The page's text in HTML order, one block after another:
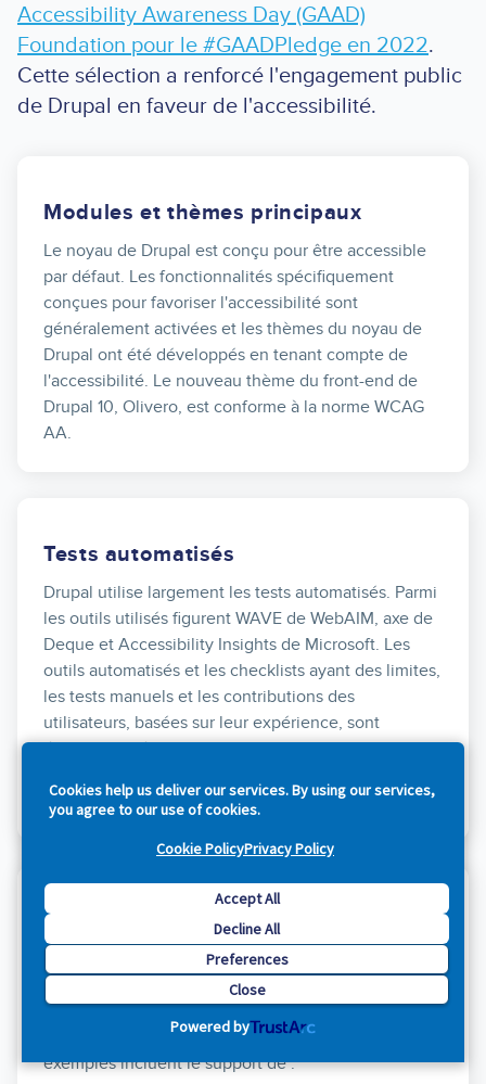
Cookies help us deliver our services. By using our services,
you agree to our use of cookies.
Cookie PolicyPrivacy Policy
Accept All
Decline All
Preferences
Close
Powered by
Accessibility Awareness Day (GAAD)
Foundation pour le #GAADPledge en 2022.
Cette sélection a renforcé l'engagement public
de Drupal en faveur de l'accessibilité.
Modules et thèmes principaux
Le noyau de Drupal est conçu pour être accessible
par défaut. Les fonctionnalités spécifiquement
conçues pour favoriser l'accessibilité sont
généralement activées et les thèmes du noyau de
Drupal ont été développés en tenant compte de
l'accessibilité. Le nouveau thème du front-end de
Drupal 10, Olivero, est conforme à la norme WCAG
AA.
Tests automatisés
Drupal utilise largement les tests automatisés. Parmi
les outils utilisés figurent WAVE de WebAIM, axe de
Deque et Accessibility Insights de Microsoft. Les
outils automatisés et les checklists ayant des limites,
les tests manuels et les contributions des
utilisateurs, basées sur leur expérience, sont
également nécessaires pour construire une
possibles.
Technologie d'assistance
Drupal encourage l'utilisation du balisage
sémantique comme meilleur moyen de produire des
expériences digitales robustes qui s'adaptent aux
technologies d'assistance de chaque utilisateur. Les
exemples incluent le support de :